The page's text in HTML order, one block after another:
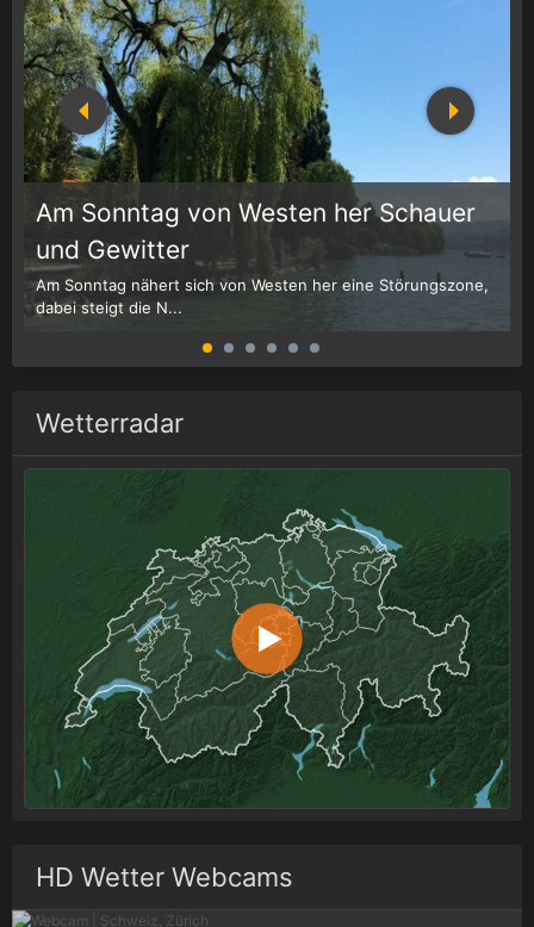
Am Sonntag von Westen her Schauer
und Gewitter
Am Sonntag nähert sich von Westen her eine Störungszone,
dabei steigt die N...
Wetterradar
HD Wetter Webcams